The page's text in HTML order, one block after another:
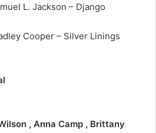
L. Jackson – Django
Cooper – Silver Linings
, Anna Camp , Brittany